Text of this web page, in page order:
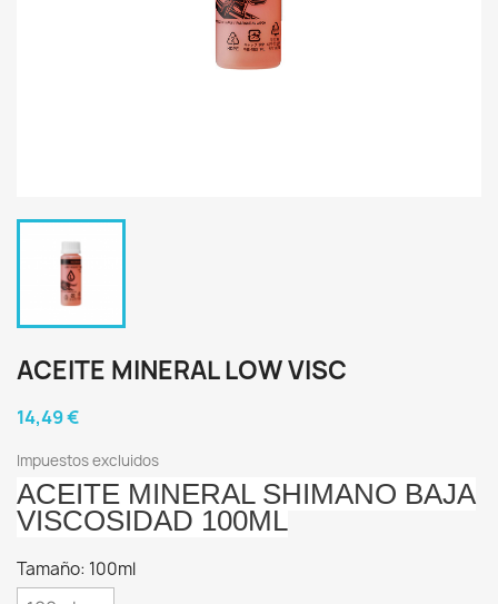
ACEITE MINERAL LOW VISC
14,49 €
Impuestos excluidos
ACEITE MINERAL SHIMANO BAJA
VISCOSIDAD 100ML
Tamaño: 100ml